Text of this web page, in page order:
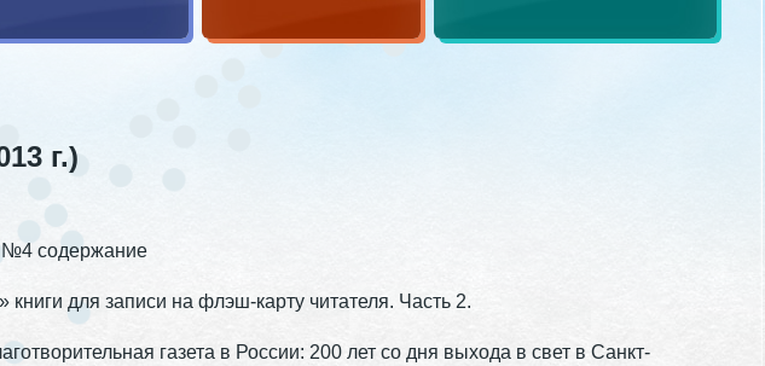
г.)
№4 содержание
для записи на флэш-карту читателя. Часть 2.
газета в России: 200 лет со дня выхода в свет в Санкт-